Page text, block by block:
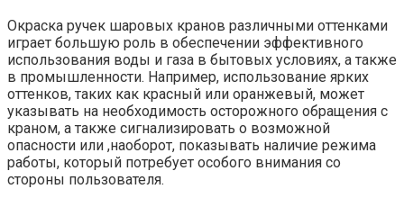
Окраска ручек шаровых кранов различными оттенками
играет большую роль в обеспечении эффективного
использования воды и газа в бытовых условиях, а также
в промышленности. Например, использование ярких
оттенков, таких как красный или оранжевый, может
указывать на необходимость осторожного обращения с
краном, а также сигнализировать о возможной
опасности или ,наоборот, показывать наличие режима
работы, который потребует особого внимания со
стороны пользователя.